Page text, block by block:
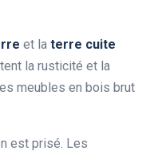
et la terre cuite
la rusticité et la
meubles en bois brut
est prisé. Les